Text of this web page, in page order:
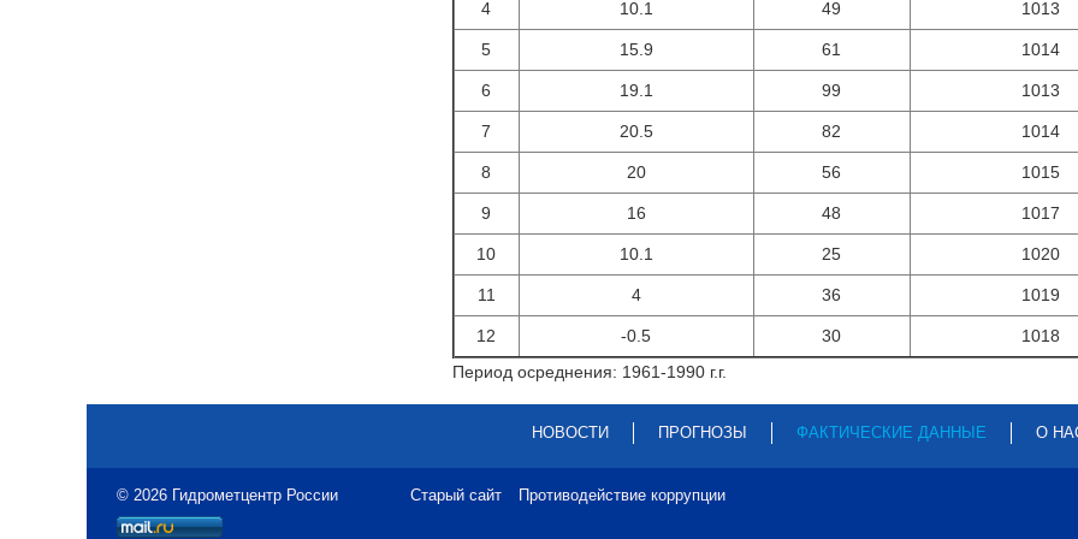
4 10.1 49 1013
5 15.9 61 1014
6 19.1 99 1013
7 20.5 82 1014
8 20 56 1015
9 16 48 1017
10 10.1 25 1020
11 4 36 1019
12 -0.5 30
1018
Период осреднения: 1961-1990 г.г.
НОВОСТИ ПРОГНОЗЫ ФАКТИЧЕСКИЕ ДАННЫЕ О
© 2026 Гидрометцентр России Старый сайт Противодействие коррупции